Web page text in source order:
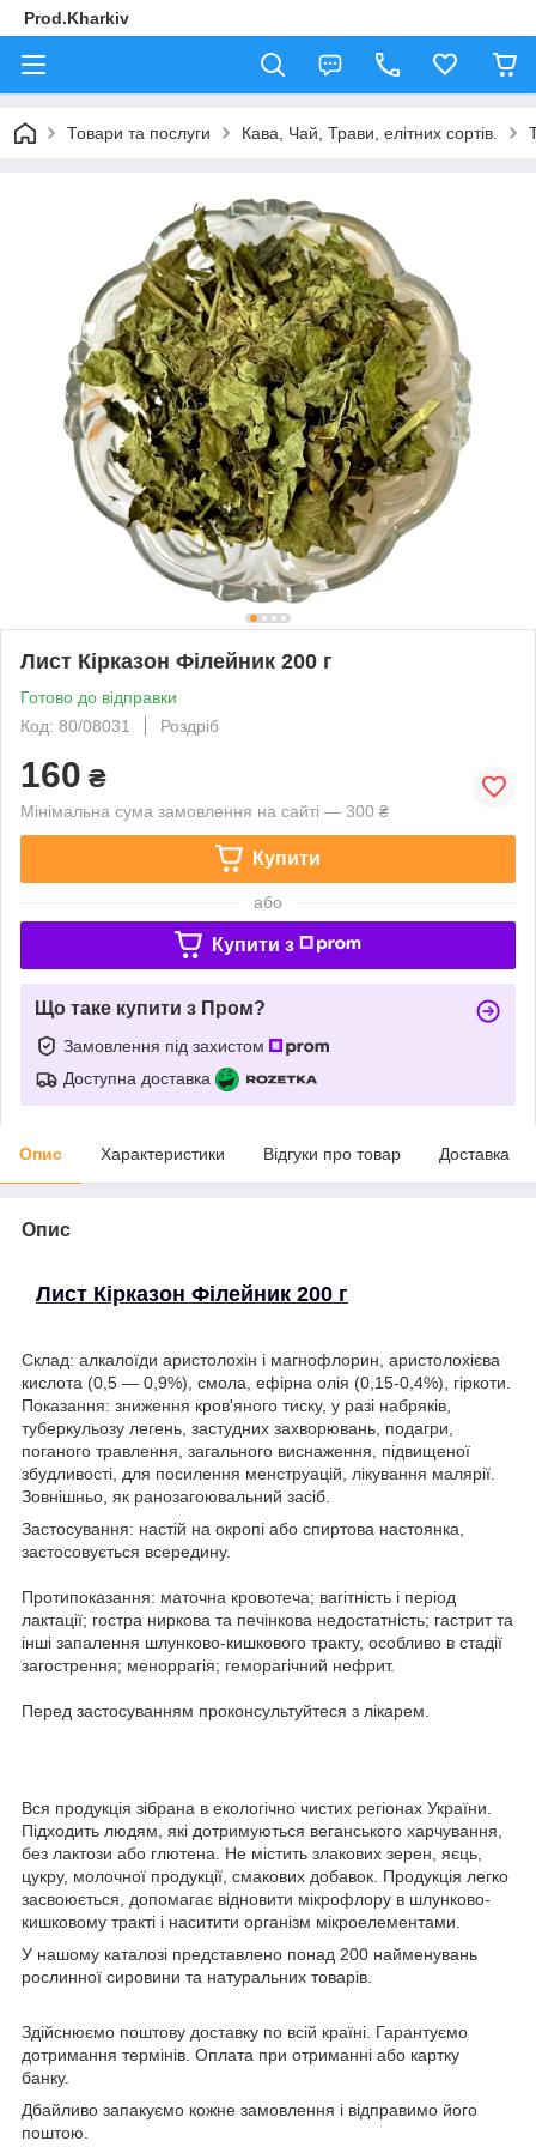
Prod.Kharkiv
Товари та послуги Кава, Чай, Трави, елітних сортів.
Лист Кірказон Філейник 200 г
Готово до відправки
Код: 80/08031
Роздріб
160 ₴
Мінімальна сума замовлення на сайті — 300 ₴
Купити
або
Купити з
Що таке купити з Пром?
Замовлення під захистом
Доступна доставка
Опис Характеристики Відгуки про товар Доставка
Опис
Лист Кірказон Філейник 200 г
Склад: алкалоїди аристолохін і магнофлорин, аристолохієва
кислота (0,5 — 0,9%), смола, ефірна олія (0,15-0,4%), гіркоти.
Показання: зниження кров'яного тиску, у разі набряків,
туберкульозу легень, застудних захворювань, подагри,
поганого травлення, загального виснаження, підвищеної
збудливості, для посилення менструацій, лікування малярії.
Зовнішньо, як ранозагоювальний засіб.
Застосування: настій на окропі або спиртова настоянка,
застосовується всередину.
Протипоказання: маточна кровотеча; вагітність і період
лактації; гостра ниркова та печінкова недостатність; гастрит та
інші запалення шлунково-кишкового тракту, особливо в стадії
загострення; меноррагія; геморагічний нефрит.
Перед застосуванням проконсультуйтеся з лікарем.
Вся продукція зібрана в екологічно чистих регіонах України.
Підходить людям, які дотримуються веганського харчування,
без лактози або глютена. Не містить злакових зерен, яєць,
цукру, молочної продукції, смакових добавок. Продукція легко
засвоюється, допомагає відновити мікрофлору в шлунково-
кишковому тракті і наситити організм мікроелементами.
У нашому каталозі представлено понад 200 найменувань
рослинної сировини та натуральних товарів.
Здійснюємо поштову доставку по всій країні. Гарантуємо
дотримання термінів. Оплата при отриманні або картку
банку.
Дбайливо запакуємо кожне замовлення і відправимо його
поштою.